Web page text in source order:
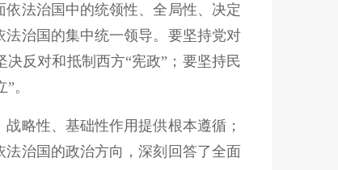
法治国中的统领性、全局性、决定
治国的集中统一领导。要坚持党对
反对和抵制西方“宪政”；要坚持民
。
略性、基础性作用提供根本遵循；
治国的政治方向，深刻回答了全面